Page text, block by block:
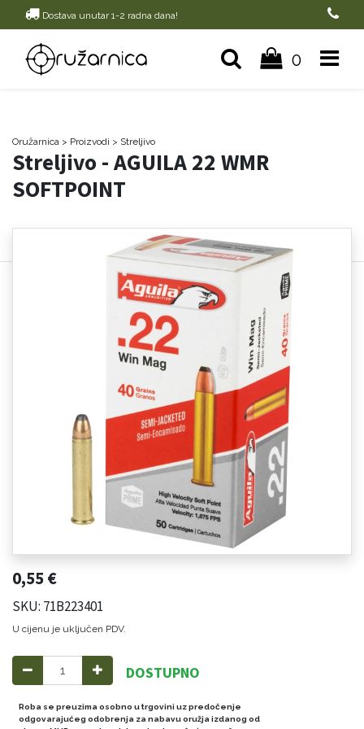
Dostava unutar 1-2 radna dana!
0
Oružarnica > Proizvodi > Streljivo
Streljivo - AGUILA 22 WMR
SOFTPOINT
0,55€
SKU: 71B223401
U cijenu je uključen PDV.
DOSTUPNO
Roba se preuzima osobno u trgovini uz predočenje
odgovarajućeg odobrenja za nabavu oružja izdanog od